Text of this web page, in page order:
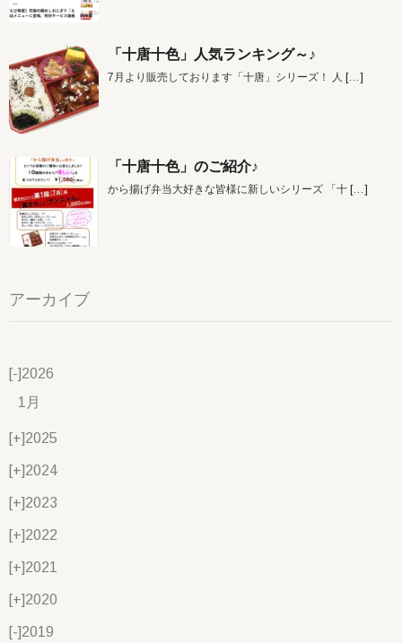
「十唐十色」人気ランキング～♪
7月より販売しております「十唐」シリーズ！ 人 […]
「十唐十色」のご紹介♪
から揚げ弁当大好きな皆様に新しいシリーズ 「十 […]
アーカイブ
[-]2026
1月
[+]2025
[+]2024
[+]2023
[+]2022
[+]2021
[+]2020
[-]2019